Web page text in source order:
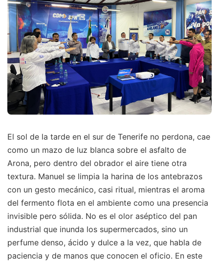
El sol de la tarde en el sur de Tenerife no perdona, cae
como un mazo de luz blanca sobre el asfalto de
Arona, pero dentro del obrador el aire tiene otra
textura. Manuel se limpia la harina de los antebrazos
con un gesto mecánico, casi ritual, mientras el aroma
del fermento flota en el ambiente como una presencia
invisible pero sólida. No es el olor aséptico del pan
industrial que inunda los supermercados, sino un
perfume denso, ácido y dulce a la vez, que habla de
paciencia y de manos que conocen el oficio. En este